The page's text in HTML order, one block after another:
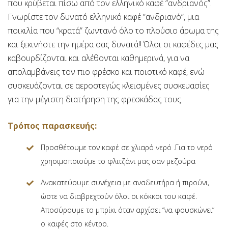
που κρύβεται πίσω από τον ελληνικό καφέ ”ανδριανός”.
Γνωρίστε τον δυνατό ελληνικό καφέ ”ανδριανό”, μια
ποικιλία που “κρατά” ζωντανό όλο το πλούσιο άρωμα της
και ξεκινήστε την ημέρα σας δυνατά!! Όλοι οι καφέδες μας
καβουρδίζονται και αλέθονται καθημερινά, για να
απολαμβάνεις τον πιο φρέσκο και ποιοτικό καφέ, ενώ
συσκευάζονται σε αεροστεγώς κλεισμένες συσκευασίες
για την μέγιστη διατήρηση της φρεσκάδας τους.
Τρόπος παρασκευής:
Προσθέτουμε τον καφέ σε χλιαρό νερό .Για το νερό
χρησιμοποιούμε το φλιτζάνι μας σαν μεζούρα
Ανακατεύουμε συνέχεια με αναδευτήρα ή πιρούνι,
ώστε να διαβρεχτούν όλοι οι κόκκοι του καφέ.
Αποσύρουμε το μπρίκι όταν αρχίσει “να φουσκώνει”
ο καφές στο κέντρο.